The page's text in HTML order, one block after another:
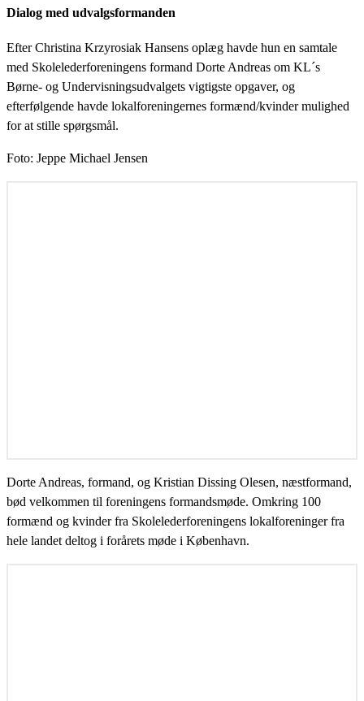
Dialog med udvalgsformanden
Efter Christina Krzyrosiak Hansens oplæg havde hun en samtale
med Skolelederforeningens formand Dorte Andreas om KL´s
Børne- og Undervisningsudvalgets vigtigste opgaver, og
efterfølgende havde lokalforeningernes formænd/kvinder mulighed
for at stille spørgsmål.
Foto: Jeppe Michael Jensen
Dorte Andreas, formand, og Kristian Dissing Olesen, næstformand,
bød velkommen til foreningens formandsmøde. Omkring 100
formænd og kvinder fra Skolelederforeningens lokalforeninger fra
hele landet deltog i forårets møde i København.